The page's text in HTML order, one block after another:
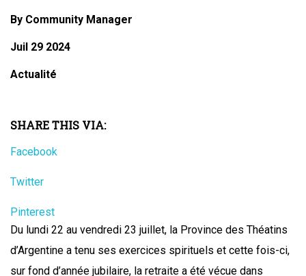
By Community Manager
Juil 29 2024
Actualité
SHARE THIS VIA:
Facebook
Twitter
Pinterest
Du lundi 22 au vendredi 23 juillet, la Province des Théatins
d’Argentine a tenu ses exercices spirituels et cette fois-ci,
sur fond d’année jubilaire, la retraite a été vécue dans